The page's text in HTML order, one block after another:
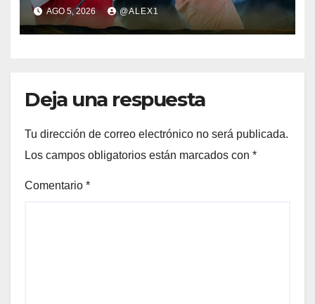
parte del equipo europeo en
el Jacques Léglise Trophy
AGO 5, 2026 @ALEX1
Deja una respuesta
Tu dirección de correo electrónico no será publicada.
Los campos obligatorios están marcados con *
Comentario *